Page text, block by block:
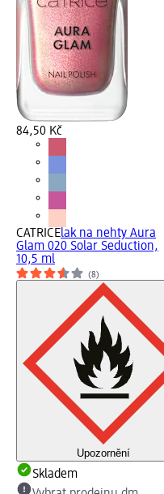
84,50 Kč
CATRICElak na nehty Aura
Glam 020 Solar Seduction,
10,5 ml
(8)
Upozornění
Skladem